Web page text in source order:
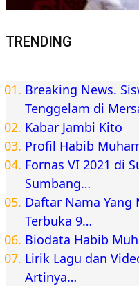
TRENDING
Breaking News.
Tenggelam di
Kabar Jambi Kito
Profil Habib
Fornas VI 2021 di
Sumbang…
Daftar Nama Yang
Terbuka 9…
Biodata Habib
Lirik Lagu dan
Artinya…